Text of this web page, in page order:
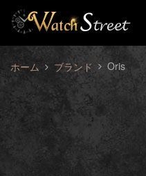
ホーム ブランド Oris